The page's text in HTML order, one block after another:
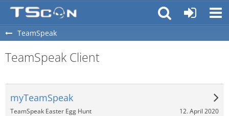
TeamSpeak
TeamSpeak Client
myTeamSpeak
TeamSpeak Easter Egg Hunt 12. April 2020